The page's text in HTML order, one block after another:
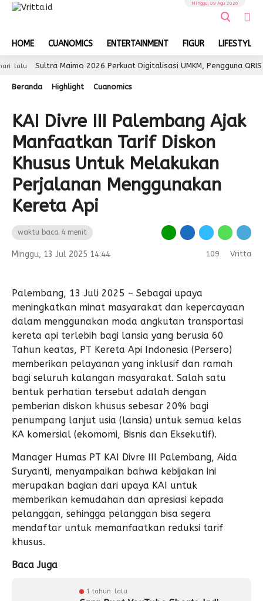
HOME CUANOMICS ENTERTAINMENT FIGUR LIFESTYLE
Minggu, 09 Agu 2026
Maimo 2026 Perkuat Digitalisasi UMKM, Pengguna QRIS Tembus
Beranda Highlight Cuanomics
KAI Divre III Palembang Ajak
Manfaatkan Tarif Diskon
Khusus Untuk Melakukan
Perjalanan Menggunakan
Kereta Api
waktu baca 4 menit
Minggu, 13 Jul 2025 14:44 109 Vritta
Palembang, 13 Juli 2025 – Sebagai upaya
meningkatkan minat masyarakat dan kepercayaan
dalam menggunakan moda angkutan transportasi
kereta api terlebih bagi lansia yang berusia 60
Tahun keatas, PT Kereta Api Indonesia (Persero)
memberikan pelayanan yang inklusif dan ramah
bagi seluruh kalangan masyarakat. Salah satu
bentuk perhatian tersebut adalah dengan
pemberian diskon khusus sebesar 20% bagi
penumpang lanjut usia (lansia) untuk semua kelas
KA komersial (ekomomi, Bisnis dan Eksekutif).
Manager Humas PT KAI Divre III Palembang, Aida
Suryanti, menyampaikan bahwa kebijakan ini
merupakan bagian dari upaya KAI untuk
memberikan kemudahan dan apresiasi kepada
pelanggan, sehingga pelanggan bisa segera
mendaftar untuk memanfaatkan reduksi tarif
khusus.
Baca Juga
1 tahun lalu